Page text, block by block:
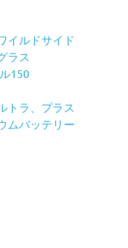
イルドサイド
ラス
150
トラ、プラス
ムバッテリー